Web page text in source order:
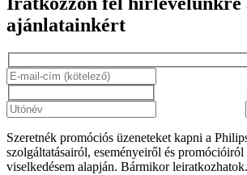
ajánlatainkért​
Szeretnék promóciós üzeneteket kapni a
szolgáltatásairól, eseményeiről és promócióiról
viselkedésem alapján. Bármikor leiratkozhatok.